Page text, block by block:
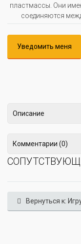
пластмассы. Они
соединяются
Уведомить меня
Описание
Комментарии (0)
Вернуться к: